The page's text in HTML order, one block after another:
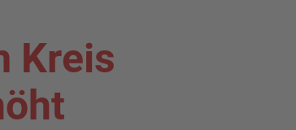
Kreis